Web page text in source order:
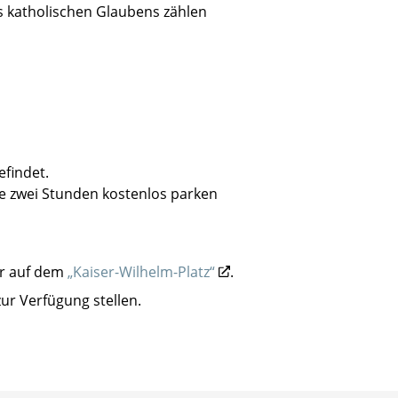
Glaubens zählen
zwei Stunden kostenlos parken
auf dem „Kaiser-Wilhelm-Platz“
.
Verfügung stellen.